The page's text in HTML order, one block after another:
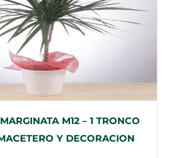
M12 – 1 TRONCO
Y DECORACION